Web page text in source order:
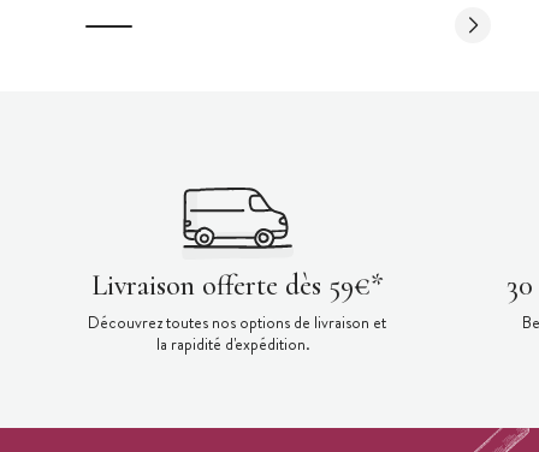
Livraison offerte dès 59€*
Découvrez toutes nos options de livraison et
la rapidité d'expédition.